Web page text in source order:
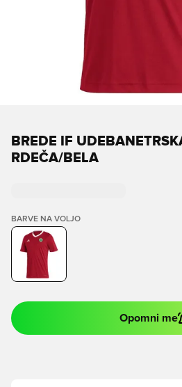
BREDE IF
RDEČA/BELA
BARVE NA VOLJO
Opomni me